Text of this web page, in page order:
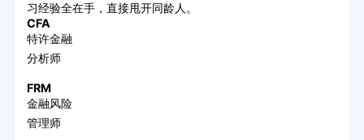
习经验全在手，直接甩开同龄人。
CFA
特许金融
分析师
FRM
金融风险
管理师